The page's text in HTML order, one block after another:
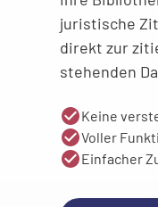
juristische
direkt zur
stehenden
Keine
Voller
Einfacher